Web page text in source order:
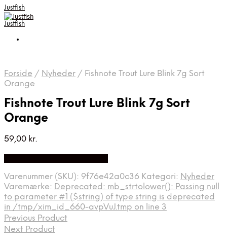
Justfish
Justfish
Forside / Nyheder / Fishnote Trout Lure Blink 7g Sort
Orange
Fishnote Trout Lure Blink 7g Sort
Orange
59,00 kr.
Varenummer (SKU): 9f76e42a0c36 Kategori: Nyheder
Varemærke: Deprecated: mb_strtolower(): Passing null
to parameter #1 ($string) of type string is deprecated
in /tmp/xim_id_660-avpVuJ.tmp on line 3
Previous Product
Next Product